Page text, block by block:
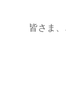
皆さま